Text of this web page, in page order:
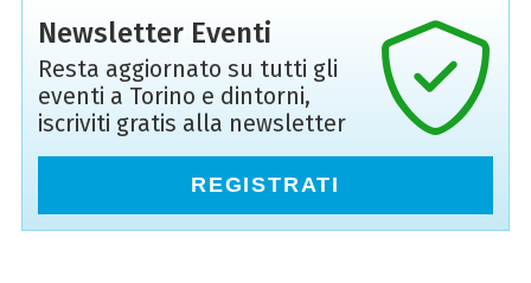
Newsletter Eventi
Resta aggiornato su tutti gli
eventi a Torino e dintorni,
iscriviti gratis alla newsletter
REGISTRATI